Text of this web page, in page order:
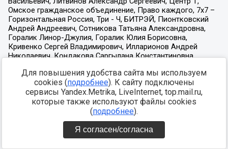
Для повышения удобства сайта мы используем
cookies (подробнее). К сайту подключены
сервисы Yandex.Metrika, LiveInternet, top.mail.ru,
которые также используют файлы cookies
(подробнее).
Я согласен/согласна